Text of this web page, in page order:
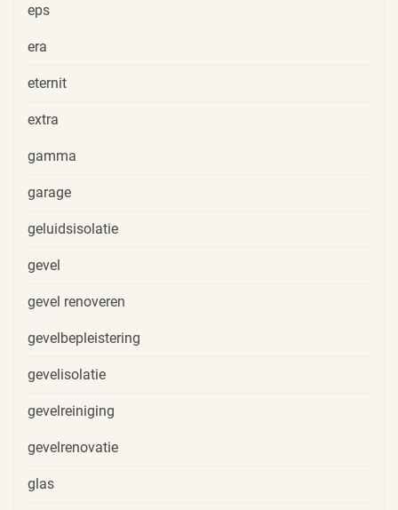
eps
era
eternit
extra
gamma
garage
geluidsisolatie
gevel
gevel renoveren
gevelbepleistering
gevelisolatie
gevelreiniging
gevelrenovatie
glas